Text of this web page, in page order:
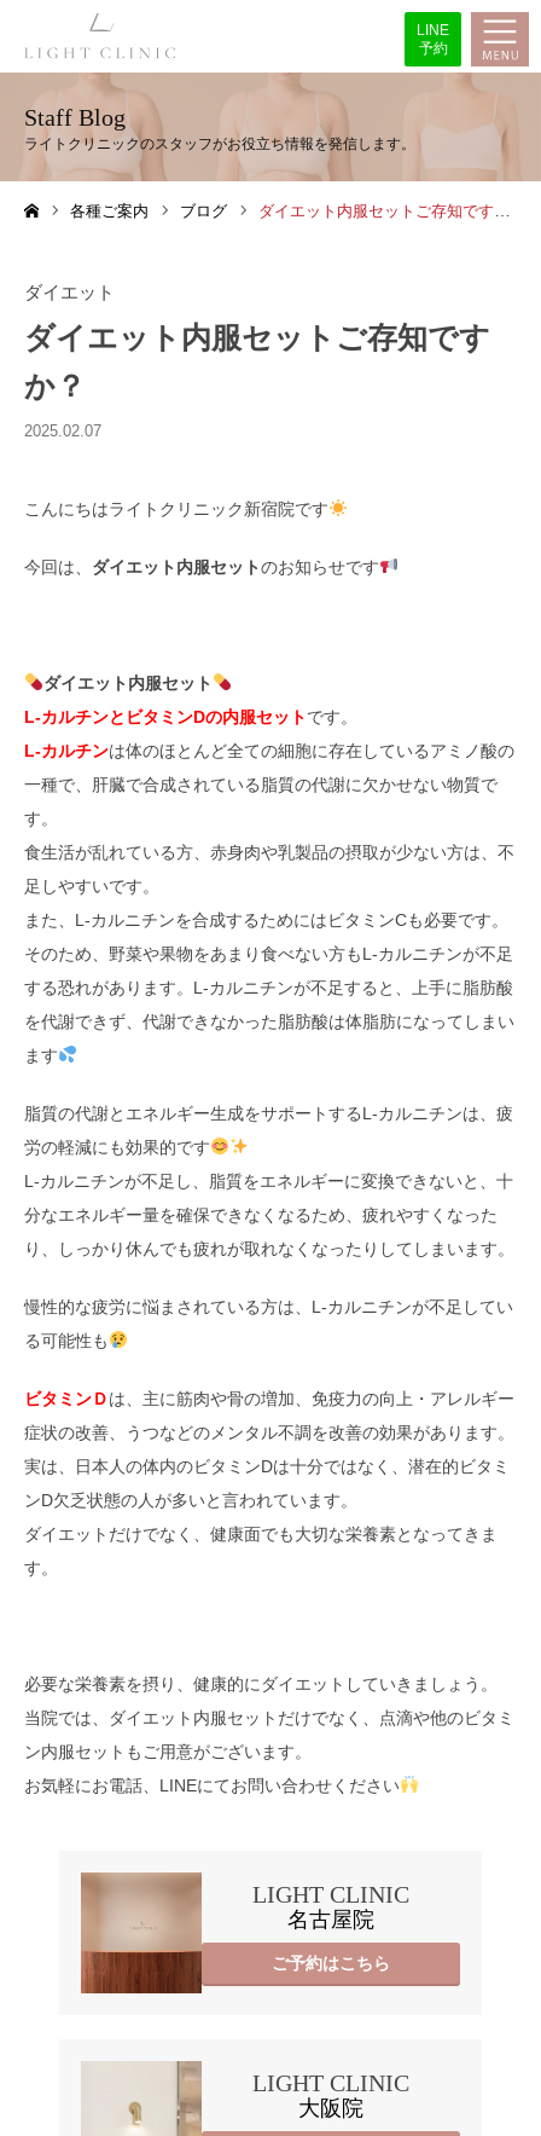
LINE
予約
Staff Blog
各種ご案内 ブログ ダイエット内服セットご存知ですか？
ダイエット
ダイエット内服セットご存知です
か？
2025.02.07
こんにちはライトクリニック新宿院です
今回は、 ダイエット内服セットのお知らせです
ダイエット内服セット
L‐カルチンとビタミンDの内服セットです。
L‐カルチンは体のほとんど全ての細胞に存在しているアミノ酸の
一種で、肝臓で合成されている脂質の代謝に欠かせない物質で
す。
食生活が乱れている方、赤身肉や乳製品の摂取が少ない方は、不
足しやすいです。
また、L-カルニチンを合成するためにはビタミンCも必要です。
そのため、野菜や果物をあまり食べない方もL-カルニチンが不足
する恐れがあります。L-カルニチンが不足すると、上手に脂肪酸
を代謝できず、代謝できなかった脂肪酸は体脂肪になってしまい
ます
脂質の代謝とエネルギー生成をサポートするL-カルニチンは、疲
労の軽減にも効果的です
L-カルニチンが不足し、脂質をエネルギーに変換できないと、十
分なエネルギー量を確保できなくなるため、疲れやすくなった
り、しっかり休んでも疲れが取れなくなったりしてしまいます。
慢性的な疲労に悩まされている方は、L-カルニチンが不足してい
る可能性も
ビタミンＤは、主に筋肉や骨の増加、免疫力の向上・アレルギー
症状の改善、うつなどのメンタル不調を改善の効果があります。
実は、日本人の体内のビタミンDは十分ではなく、潜在的ビタミ
ンD欠乏状態の人が多いと言われています。
ダイエットだけでなく、健康面でも大切な栄養素となってきま
す。
必要な栄養素を摂り、健康的にダイエットしていきましょう。
当院では、ダイエット内服セットだけでなく、点滴や他のビタミ
ン内服セットもご用意がございます。
お気軽にお電話、LINEにてお問い合わせください
LIGHT CLINIC
名古屋院
ご予約はこちら
LIGHT CLINIC
大阪院